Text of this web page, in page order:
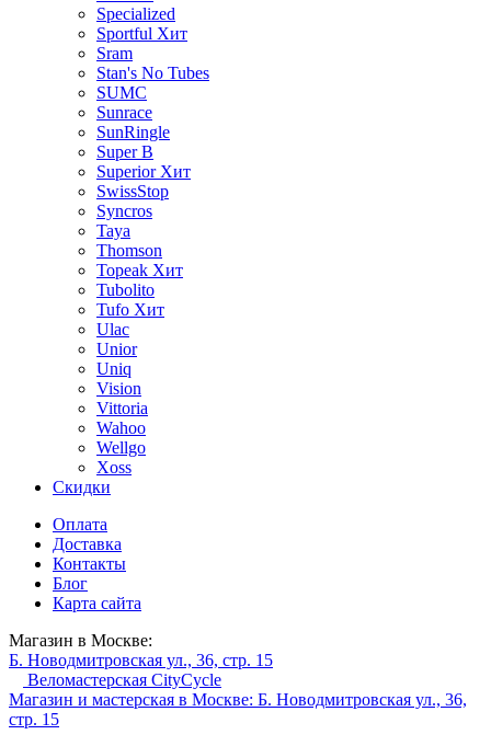
Specialized
Sportful Хит
Sram
Stan's No Tubes
SUMC
Sunrace
SunRingle
Super B
Superior Хит
SwissStop
Syncros
Taya
Thomson
Topeak Хит
Tubolito
Tufo Хит
Ulac
Unior
Uniq
Vision
Vittoria
Wahoo
Wellgo
Xoss
Скидки
Оплата
Доставка
Контакты
Блог
Карта сайта
Магазин в Москве:
Б. Новодмитровская ул., 36, стр. 15
Веломастерская CityCycle
Магазин и мастерская в Москве: Б. Новодмитровская ул., 36,
стр. 15